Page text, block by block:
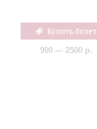
Купить билет
900 — 2500 р.